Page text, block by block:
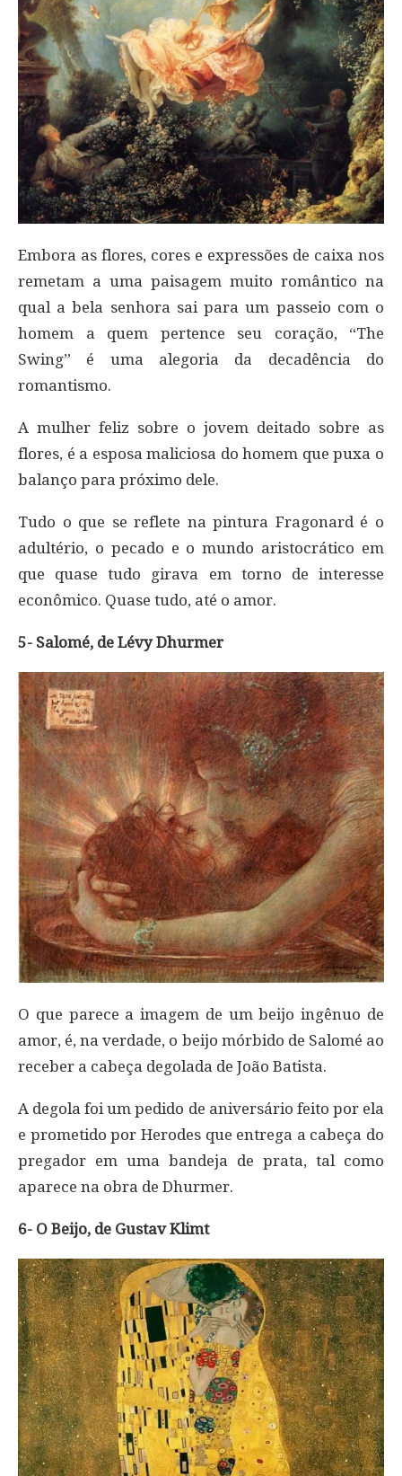
Embora as flores, cores e expressões de caixa nos
remetam a uma paisagem muito romântico na
qual a bela senhora sai para um passeio com o
homem a quem pertence seu coração, “The
Swing” é uma alegoria da decadência do
romantismo.
A mulher feliz sobre o jovem deitado sobre as
flores, é a esposa maliciosa do homem que puxa o
balanço para próximo dele.
Tudo o que se reflete na pintura Fragonard é o
adultério, o pecado e o mundo aristocrático em
que quase tudo girava em torno de interesse
econômico. Quase tudo, até o amor.
5- Salomé, de Lévy Dhurmer
O que parece a imagem de um beijo ingênuo de
amor, é, na verdade, o beijo mórbido de Salomé ao
receber a cabeça degolada de João Batista.
A degola foi um pedido de aniversário feito por ela
e prometido por Herodes que entrega a cabeça do
pregador em uma bandeja de prata, tal como
aparece na obra de Dhurmer.
6- O Beijo, de Gustav Klimt